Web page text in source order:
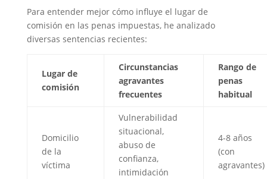
Para entender mejor cómo influye el lugar de
comisión en las penas impuestas, he analizado
diversas sentencias recientes:
Lugar de
comisión
Circunstancias
agravantes
frecuentes
Rango de
penas
habitual
Domicilio
de la
víctima
Vulnerabilidad
situacional,
abuso de
confianza,
intimidación
4-8 años
(con
agravantes)